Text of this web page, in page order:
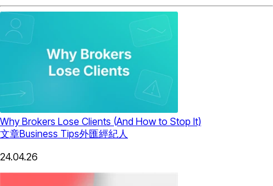
Why Brokers Lose Clients (And How to Stop It)
文章Business Tips外匯經紀人
24.04.26